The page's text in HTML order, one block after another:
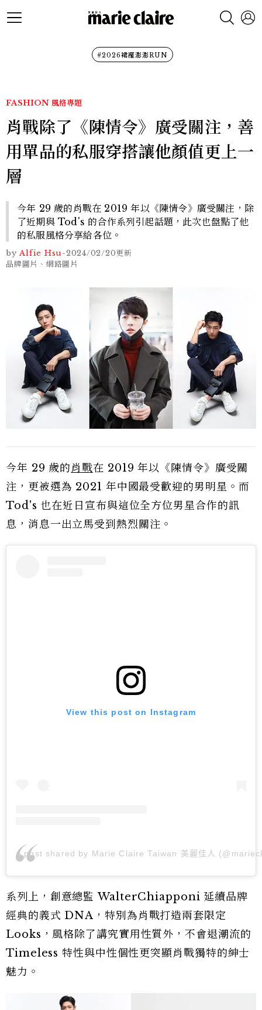
#2026裙襬澎澎RUN
FASHION 風格專題
肖戰除了《陳情令》廣受關注，善
用單品的私服穿搭讓他顏值更上一
層
今年 29 歲的肖戰在 2019 年以《陳情令》廣受關注，除
了近期與 Tod's 的合作系列引起話題，此次也盤點了他
的私服風格分享給各位。
by Alfie Hsu-2024/02/20更新
品牌圖片、網路圖片
今年 29 歲的肖戰在 2019 年以《陳情令》廣受關
注，更被選為 2021 年中國最受歡迎的男明星。而
Tod's 也在近日宣布與這位全方位男星合作的訊
息，消息一出立馬受到熱烈關注。
View this post on Instagram
A post shared by Marie Claire Taiwan 美麗佳人
系列上，創意總監 WalterChiapponi 延續品牌
經典的義式 DNA，特別為肖戰打造兩套限定
Looks，風格除了講究實用性質外，不會退潮流的
Timeless 特性與中性個性更突顯肖戰獨特的紳士
魅力。